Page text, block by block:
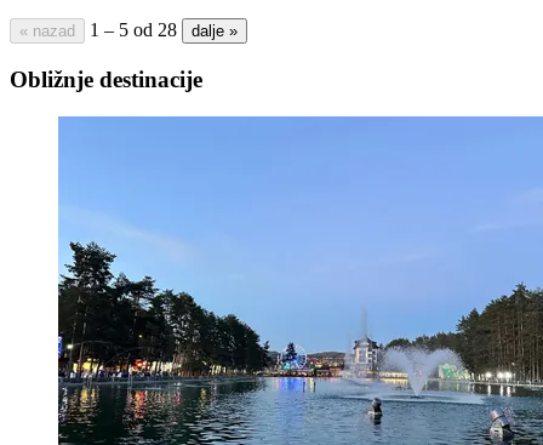
« nazad 1 – 5 od 28 dalje »
Obližnje destinacije